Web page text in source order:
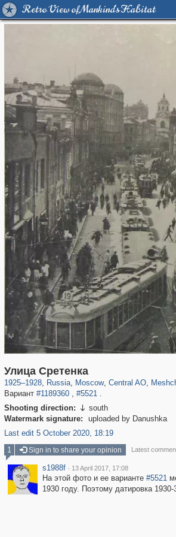
Retro View of Mankind's Habitat
Улица Сретенка
1925–1928, Russia
1,406,211
, Moscow
319,779 8,286
, Central AO
159,978
,
Вариант #1189360, #5521.
Shooting direction:  south
Watermark signature:
uploaded by Danushka
Last edit 5 October 2020, 18:19
1 Sign in to share your opinion Latest
s1988f · 13 April 2017, 17:08
На этой фото и ее варианте #5521
1930 году. Поэтому датировка 1930-